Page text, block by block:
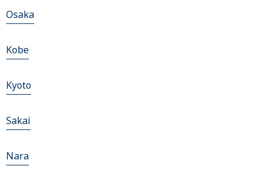
Osaka
Kobe
Kyoto
Sakai
Nara